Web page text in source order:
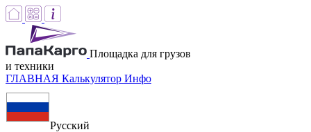
Площадка для грузов
и техники
ГЛАВНАЯ Калькулятор Инфо
Русский